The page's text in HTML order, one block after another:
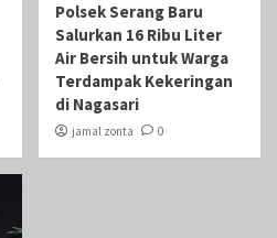
Polsek Serang Baru
Salurkan 16 Ribu Liter
Air Bersih untuk Warga
Terdampak Kekeringan
di Nagasari
jamal zonta 0